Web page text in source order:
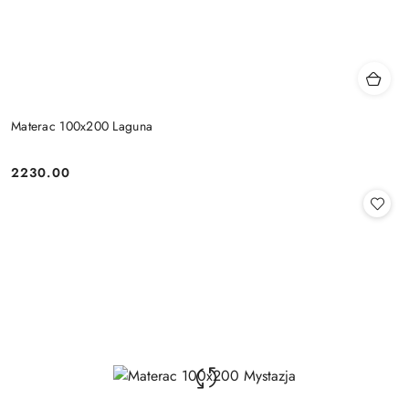
Materac 100x200 Laguna
Cena:
2230.00